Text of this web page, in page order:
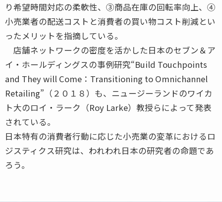
り希望時間対応の柔軟性、③商品在庫の回転率向上、④
小売業者の配送コストと消費者の買い物コスト削減とい
ったメリットを指摘している。
店舗ネットワークの密度を活かした日本のセブン＆ア
イ・ホールディングスの事例研究“Build Touchpoints
and They will Come：Transitioning to Omnichannel
Retailing”（２０１８）も、ニュージーランドのワイカ
ト大のロイ・ラーク（Roy Larke）教授らによって発表
されている。
日本特有の消費者行動に応じた小売業の変革におけるロ
ジスティクス研究は、われわれ日本の研究者の命題であ
ろう。